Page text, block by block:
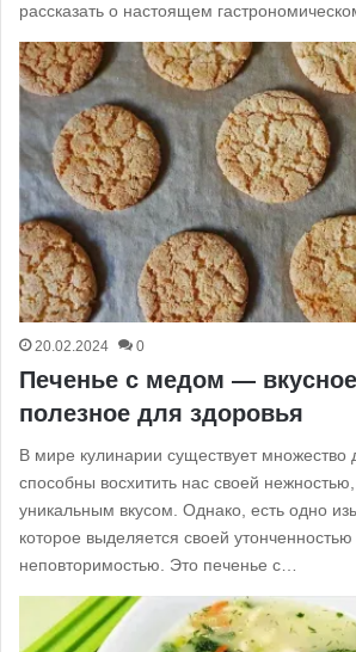
рассказать о настоящем
20.02.2024 0
Печенье с медом —
полезное для здоровья
В мире кулинарии существует множество
способны восхитить нас своей
уникальным вкусом. Однако, есть одно
которое выделяется своей утонченностью
неповторимостью. Это печенье с…